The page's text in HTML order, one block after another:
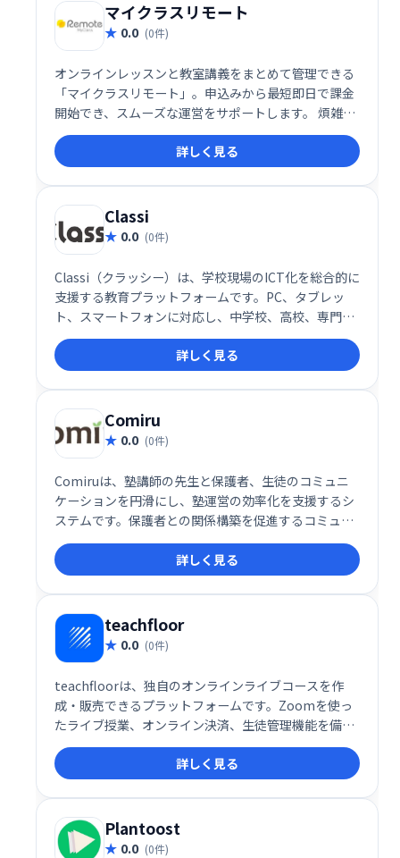
マイクラスリモート
0.0 (0件)
オンラインレッスンと教室講義をまとめて管理できる
「マイクラスリモート」。申込みから最短即日で課金
開始でき、スムーズな運営をサポートします。 煩雑な
管理業務を効率化し、運営の負担を軽減。 柔軟なシス
テムで、様々な学習形態に対応可能です。
詳しく見る
Classi
0.0 (0件)
Classi（クラッシー）は、学校現場のICT化を総合的に
支援する教育プラットフォームです。PC、タブレッ
ト、スマートフォンに対応し、中学校、高校、専門学
校など幅広い教育機関で利用されています。生徒・教
員の学習環境を効率化し、デジタル教材の活用などを
サポートします。
詳しく見る
Comiru
0.0 (0件)
Comiruは、塾講師の先生と保護者、生徒のコミュニ
ケーションを円滑にし、塾運営の効率化を支援するシ
ステムです。保護者との関係構築を促進するコミュニ
ケーション機能と、業務改善機能を提供することで、
先生は生徒により深く向き合い、質の高い教育を提供
できます。
詳しく見る
teachfloor
0.0 (0件)
teachfloorは、独自のオンラインライブコースを作
成・販売できるプラットフォームです。Zoomを使っ
たライブ授業、オンライン決済、生徒管理機能を備
え、手軽にオンライン講座を始められます。ブランド
を活かしたコース展開で、生徒獲得とビジネス拡大を
サポートします。
詳しく見る
Plantoost
0.0 (0件)